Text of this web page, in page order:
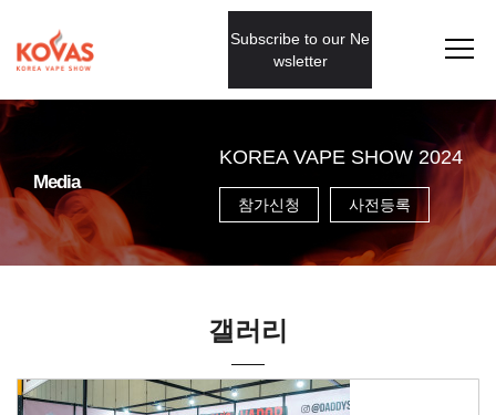
Subscribe to our Ne
wsletter
Media
KOREA VAPE SHOW 2024
참가신청 사전등록
갤러리